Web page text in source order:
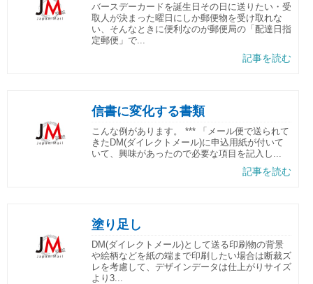
バースデーカードを誕生日その日に送りたい・受
取人が決まった曜日にしか郵便物を受け取れな
い、そんなときに便利なのが郵便局の「配達日指
定郵便」で...
記事を読む
信書に変化する書類
こんな例があります。 *** 「メール便で送られて
きたDM(ダイレクトメール)に申込用紙が付いて
いて、興味があったので必要な項目を記入し...
記事を読む
塗り足し
DM(ダイレクトメール)として送る印刷物の背景
や絵柄などを紙の端まで印刷したい場合は断裁ズ
レを考慮して、デザインデータは仕上がりサイズ
より3...